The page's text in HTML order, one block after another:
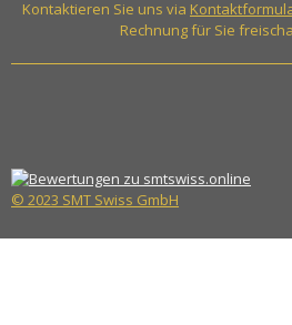
Kontaktieren Sie uns via
Rechnung für Sie
© 2023 SMT Swiss GmbH